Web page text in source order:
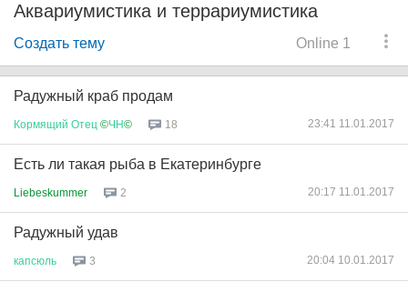
Аквариумистика и террариумистика
Online 1
Создать тему
Радужный краб продам
Кормящий Отец ©ЧН© 18 23:41 11.01.2017
Есть ли такая рыба в Екатеринбурге
Liebeskummer 2 20:17 11.01.2017
Радужный удав
капсюль 3 20:04 10.01.2017